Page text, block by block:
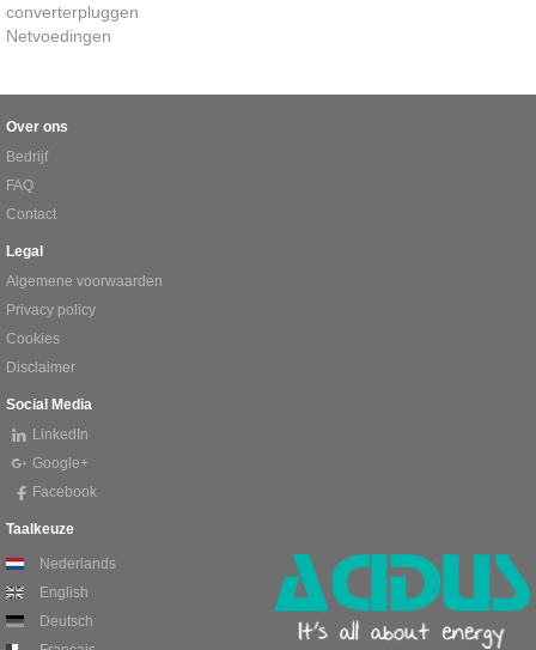
converterpluggen
Netvoedingen
Over ons
Bedrijf
FAQ
Contact
Legal
Algemene voorwaarden
Privacy policy
Cookies
Disclaimer
Social Media
LinkedIn
Google+
Facebook
Taalkeuze
Nederlands
English
Deutsch